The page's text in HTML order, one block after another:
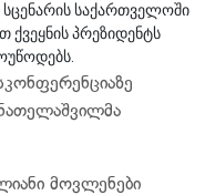
საქართველოში
ქვეყნის პრეზიდენტს
მოვლენები